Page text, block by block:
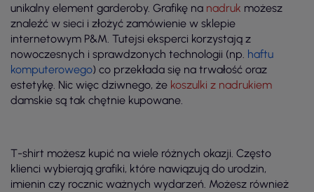
unikalny element garderoby. Grafikę na nadruk możesz
znaleźć w sieci i złożyć zamówienie w sklepie
internetowym P&M. Tutejsi eksperci korzystają z
nowoczesnych i sprawdzonych technologii (np. haftu
komputerowego) co przekłada się na trwałość oraz
estetykę. Nic więc dziwnego, że koszulki z nadrukiem
damskie są tak chętnie kupowane.
T-shirt możesz kupić na wiele różnych okazji. Często
klienci wybierają grafiki, które nawiązują do urodzin,
imienin czy rocznic ważnych wydarzeń. Możesz również